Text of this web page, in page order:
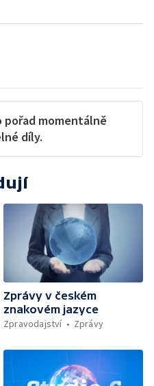
pořad momentálně
díly.
Zprávy v českém
znakovém jazyce
Zpravodajství
Zprávy